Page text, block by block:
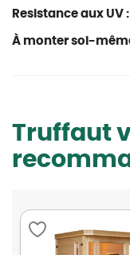
Resistance aux UV :
À monter soi-
Truffaut